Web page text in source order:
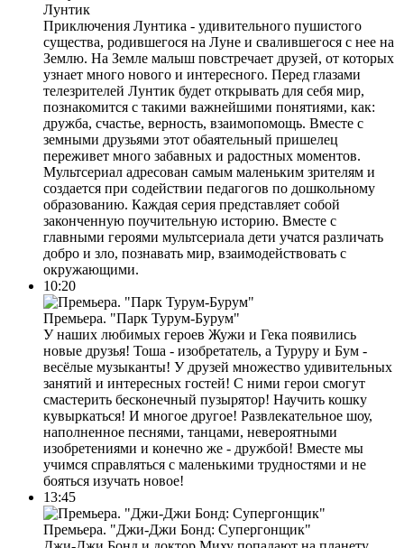
Лунтик
Приключения Лунтика - удивительного пушистого
существа, родившегося на Луне и свалившегося с нее на
Землю. На Земле малыш повстречает друзей, от которых
узнает много нового и интересного. Перед глазами
телезрителей Лунтик будет открывать для себя мир,
познакомится с такими важнейшими понятиями, как:
дружба, счастье, верность, взаимопомощь. Вместе с
земными друзьями этот обаятельный пришелец
переживет много забавных и радостных моментов.
Мультсериал адресован самым маленьким зрителям и
создается при содействии педагогов по дошкольному
образованию. Каждая серия представляет собой
законченную поучительную историю. Вместе с
главными героями мультсериала дети учатся различать
добро и зло, познавать мир, взаимодействовать с
окружающими.
10:20
Премьера. "Парк Турум-Бурум"
У наших любимых героев Жужи и Гека появились
новые друзья! Тоша - изобретатель, а Туруру и Бум -
весёлые музыканты! У друзей множество удивительных
занятий и интересных гостей! С ними герои смогут
смастерить бесконечный пузырятор! Научить кошку
кувыркаться! И многое другое! Развлекательное шоу,
наполненное песнями, танцами, невероятными
изобретениями и конечно же - дружбой! Вместе мы
учимся справляться с маленькими трудностями и не
бояться изучать новое!
13:45
Премьера. "Джи-Джи Бонд: Супергонщик"